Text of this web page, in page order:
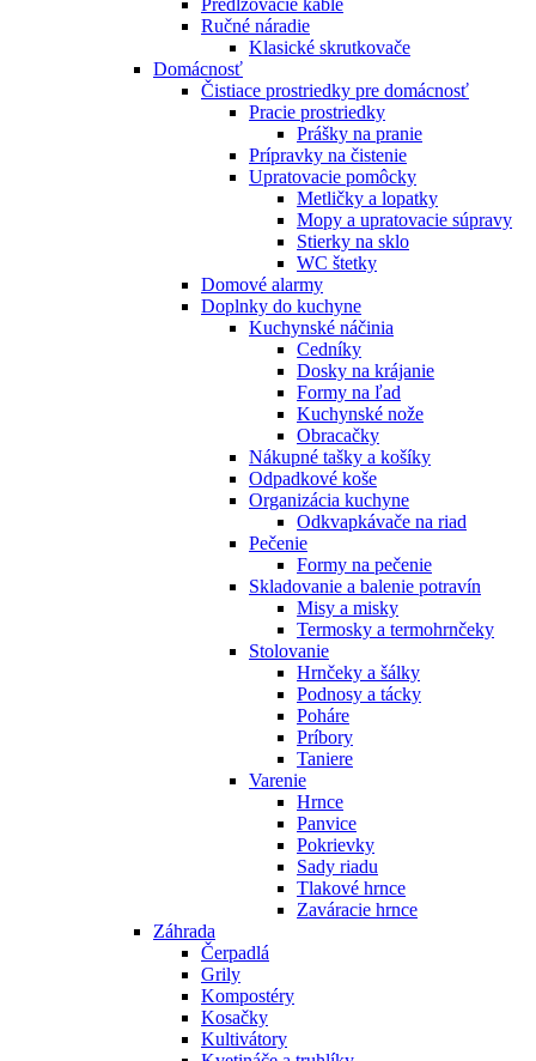
Predlžovacie káble
Ručné náradie
Klasické skrutkovače
Domácnosť
Čistiace prostriedky pre domácnosť
Pracie prostriedky
Prášky na pranie
Prípravky na čistenie
Upratovacie pomôcky
Metličky a lopatky
Mopy a upratovacie súpravy
Stierky na sklo
WC štetky
Domové alarmy
Doplnky do kuchyne
Kuchynské náčinia
Cedníky
Dosky na krájanie
Formy na ľad
Kuchynské nože
Obracačky
Nákupné tašky a košíky
Odpadkové koše
Organizácia kuchyne
Odkvapkávače na riad
Pečenie
Formy na pečenie
Skladovanie a balenie potravín
Misy a misky
Termosky a termohrnčeky
Stolovanie
Hrnčeky a šálky
Podnosy a tácky
Poháre
Príbory
Taniere
Varenie
Hrnce
Panvice
Pokrievky
Sady riadu
Tlakové hrnce
Zaváracie hrnce
Záhrada
Čerpadlá
Grily
Kompostéry
Kosačky
Kultivátory